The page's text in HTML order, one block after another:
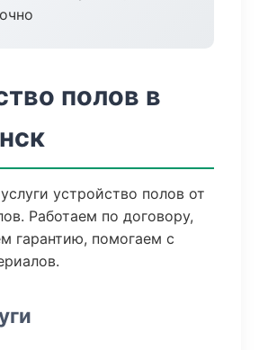
полов в
устройство полов от
Работаем по договору,
гарантию, помогаем с